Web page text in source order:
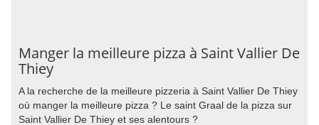
Manger la meilleure pizza à Saint Vallier De
Thiey
A la recherche de la meilleure pizzeria à Saint Vallier De Thiey
où manger la meilleure pizza ? Le saint Graal de la pizza sur
Saint Vallier De Thiey et ses alentours ?